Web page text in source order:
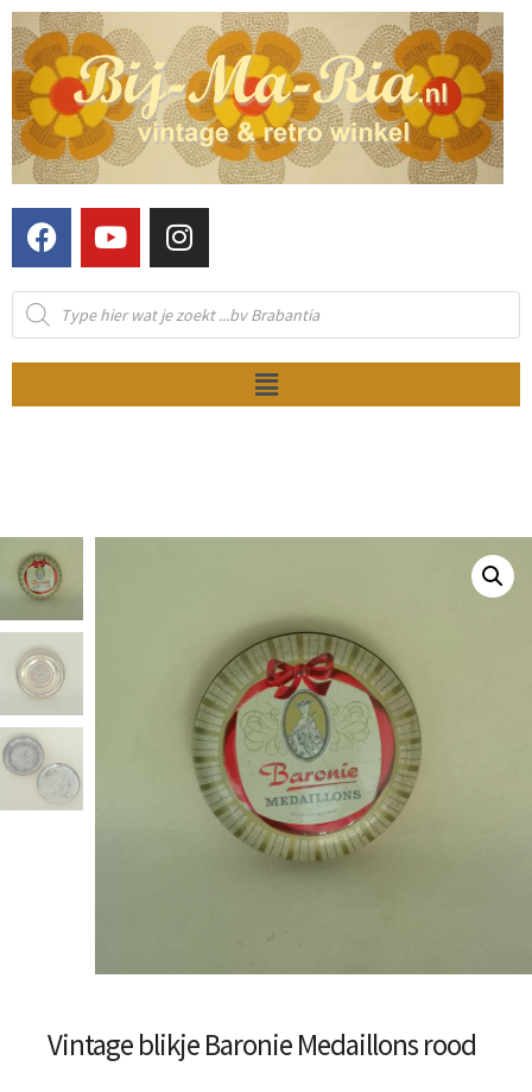
Vintage blikje Baronie Medaillons rood